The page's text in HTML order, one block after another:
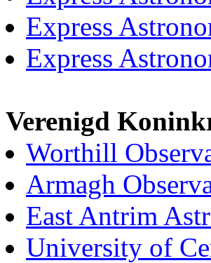
Express
Express
Verenigd
Worthill
Armagh
East Antrim
University of